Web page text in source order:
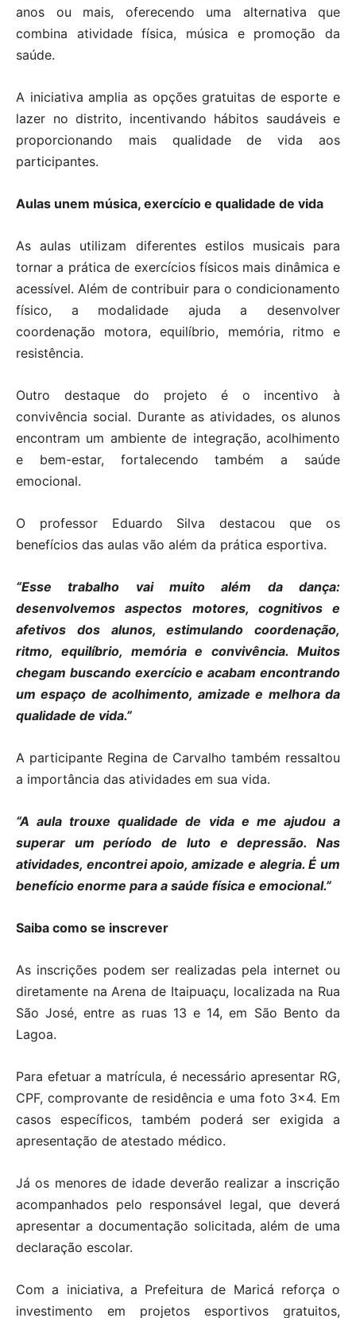
anos ou mais, oferecendo uma alternativa que
combina atividade física, música e promoção da
saúde.
A iniciativa amplia as opções gratuitas de esporte e
lazer no distrito, incentivando hábitos saudáveis e
proporcionando mais qualidade de vida aos
participantes.
Aulas unem música, exercício e qualidade de vida
As aulas utilizam diferentes estilos musicais para
tornar a prática de exercícios físicos mais dinâmica e
acessível. Além de contribuir para o condicionamento
físico, a modalidade ajuda a desenvolver
coordenação motora, equilíbrio, memória, ritmo e
resistência.
Outro destaque do projeto é o incentivo à
convivência social. Durante as atividades, os alunos
encontram um ambiente de integração, acolhimento
e bem-estar, fortalecendo também a saúde
emocional.
O professor Eduardo Silva destacou que os
benefícios das aulas vão além da prática esportiva.
“Esse trabalho vai muito além da dança:
desenvolvemos aspectos motores, cognitivos e
afetivos dos alunos, estimulando coordenação,
ritmo, equilíbrio, memória e convivência. Muitos
chegam buscando exercício e acabam encontrando
um espaço de acolhimento, amizade e melhora da
qualidade de vida.”
A participante Regina de Carvalho também ressaltou
a importância das atividades em sua vida.
“A aula trouxe qualidade de vida e me ajudou a
superar um período de luto e depressão. Nas
atividades, encontrei apoio, amizade e alegria. É um
benefício enorme para a saúde física e emocional.”
Saiba como se inscrever
As inscrições podem ser realizadas pela internet ou
diretamente na Arena de Itaipuaçu, localizada na Rua
São José, entre as ruas 13 e 14, em São Bento da
Lagoa.
Para efetuar a matrícula, é necessário apresentar RG,
CPF, comprovante de residência e uma foto 3×4. Em
casos específicos, também poderá ser exigida a
apresentação de atestado médico.
Já os menores de idade deverão realizar a inscrição
acompanhados pelo responsável legal, que deverá
apresentar a documentação solicitada, além de uma
declaração escolar.
Com a iniciativa, a Prefeitura de Maricá reforça o
investimento em projetos esportivos gratuitos,